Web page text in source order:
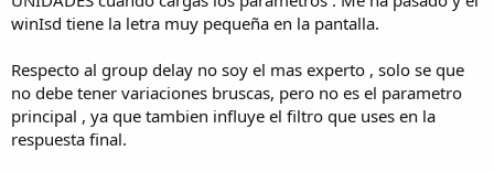
winIsd tiene la letra muy pequeña en la pantalla.
Respecto al group delay no soy el mas experto , solo se que
no debe tener variaciones bruscas, pero no es el parametro
principal , ya que tambien influye el filtro que uses en la
respuesta final.